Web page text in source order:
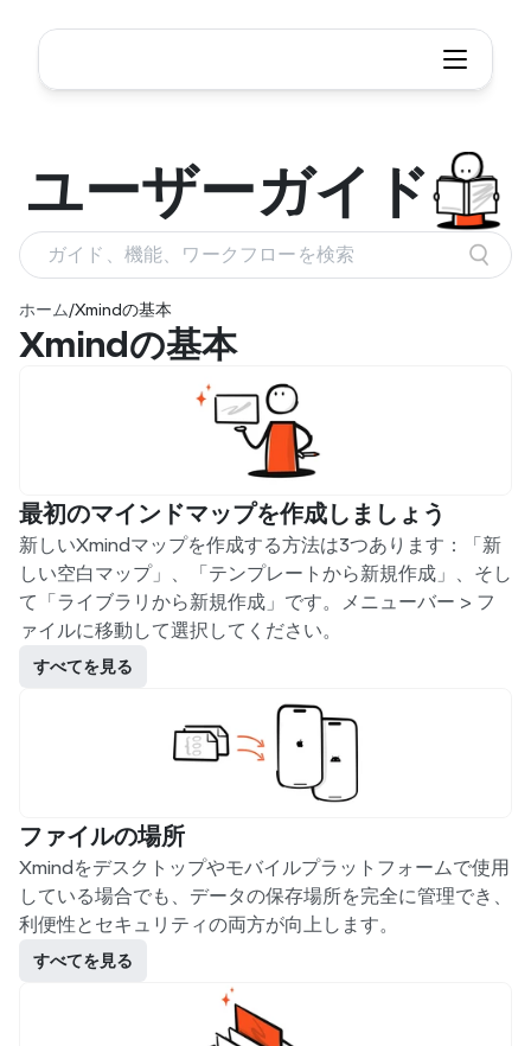
ユーザーガイド
ガイド、機能、ワークフローを検索
ホーム /Xmindの基本
Xmindの基本
最初のマインドマップを作成しましょう
新しいXmindマップを作成する方法は3つあります：「新
しい空白マップ」、「テンプレートから新規作成」、そし
て「ライブラリから新規作成」です。メニューバー > フ
ァイルに移動して選択してください。
すべてを見る
ファイルの場所
Xmindをデスクトップやモバイルプラットフォームで使用
している場合でも、データの保存場所を完全に管理でき、
利便性とセキュリティの両方が向上します。
すべてを見る